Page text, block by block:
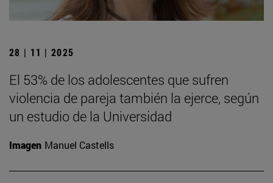
28 | 11 | 2025
El 53% de los adolescentes que sufren
violencia de pareja también la ejerce, según
un estudio de la Universidad
Imagen Manuel Castells